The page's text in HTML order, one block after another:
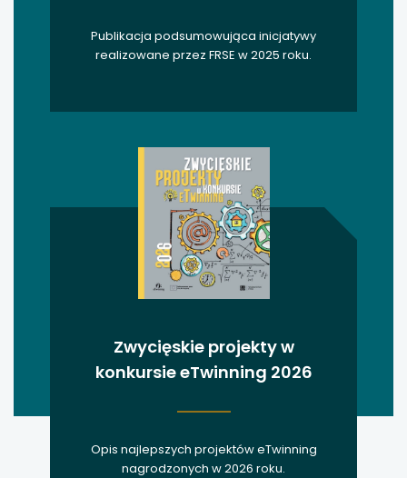
Publikacja podsumowująca inicjatywy
realizowane przez FRSE w 2025 roku.
Zwycięskie projekty w
konkursie eTwinning 2026
Opis najlepszych projektów eTwinning
nagrodzonych w 2026 roku.